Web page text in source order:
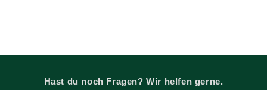
Hast du noch Fragen? Wir helfen gerne.